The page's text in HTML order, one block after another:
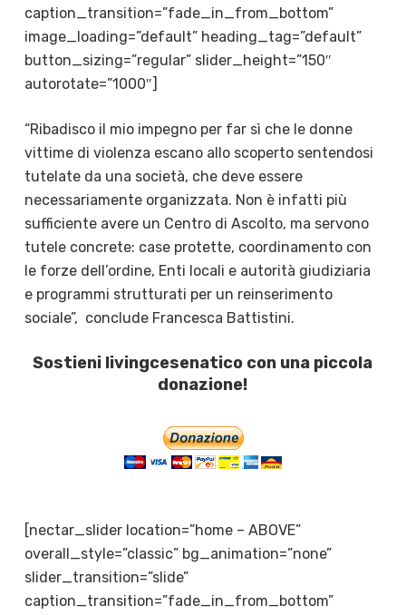
caption_transition=”fade_in_from_bottom”
image_loading=”default” heading_tag=”default”
button_sizing=”regular” slider_height=”150″
autorotate=”1000″]
“Ribadisco il mio impegno per far sì che le donne
vittime di violenza escano allo scoperto sentendosi
tutelate da una società, che deve essere
necessariamente organizzata. Non è infatti più
sufficiente avere un Centro di Ascolto, ma servono
tutele concrete: case protette, coordinamento con
le forze dell’ordine, Enti locali e autorità giudiziaria
e programmi strutturati per un reinserimento
sociale”, conclude Francesca Battistini.
Sostieni livingcesenatico con una piccola
donazione!
[nectar_slider location=”home – ABOVE”
overall_style=”classic” bg_animation=”none”
slider_transition=”slide”
caption_transition=”fade_in_from_bottom”